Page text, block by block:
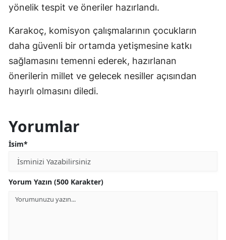
yönelik tespit ve öneriler hazırlandı.
Karakoç, komisyon çalışmalarının çocukların
daha güvenli bir ortamda yetişmesine katkı
sağlamasını temenni ederek, hazırlanan
önerilerin millet ve gelecek nesiller açısından
hayırlı olmasını diledi.
Yorumlar
İsim*
Yorum Yazın (500 Karakter)